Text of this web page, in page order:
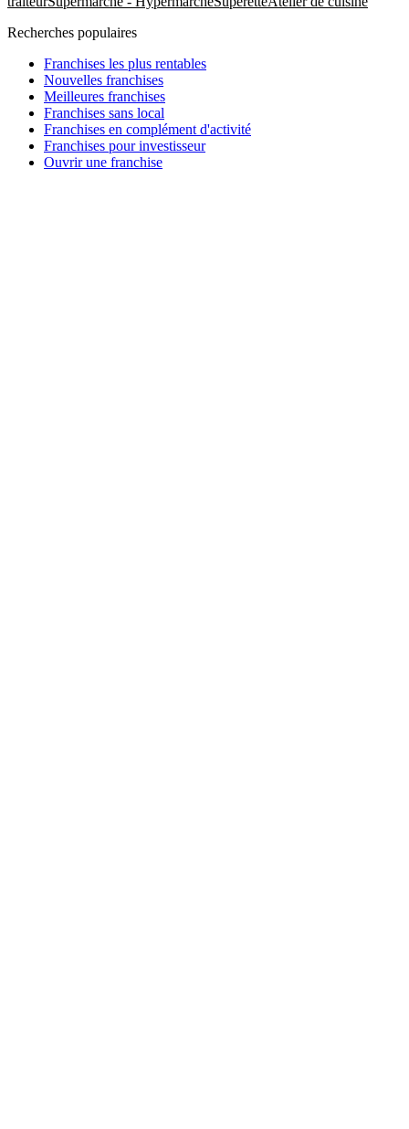
Recherches populaires
Franchises les plus rentables
Nouvelles franchises
Meilleures franchises
Franchises sans local
Franchises en complément d'activité
Franchises pour investisseur
Ouvrir une franchise